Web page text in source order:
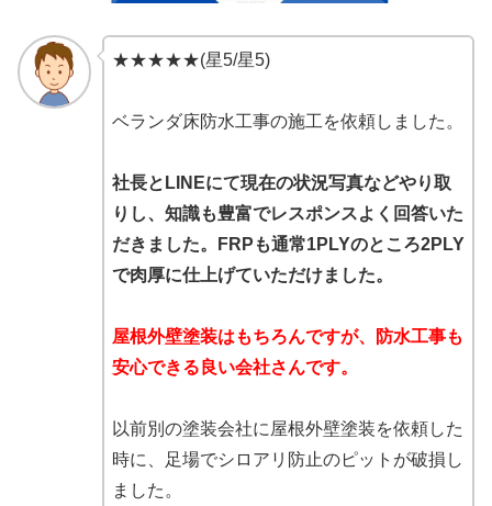
★★★★★(星5/星5)
ベランダ床防水工事の施工を依頼しました。
社長とLINEにて現在の状況写真などやり取
りし、知識も豊富でレスポンスよく回答いた
だきました。FRPも通常1PLYのところ2PLY
で肉厚に仕上げていただけました。
屋根外壁塗装はもちろんですが、防水工事も
安心できる良い会社さんです。
以前別の塗装会社に屋根外壁塗装を依頼した
時に、足場でシロアリ防止のピットが破損し
ました。